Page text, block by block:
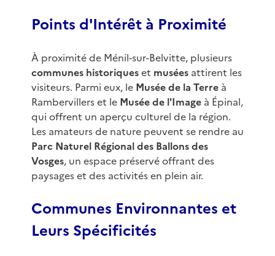
Points d'Intérêt à Proximité
À proximité de Ménil-sur-Belvitte, plusieurs
communes historiqueset muséesattirent les
visiteurs. Parmi eux, le Musée de la Terreà
Rambervillers et le Musée de l'Imageà Épinal,
qui offrent un aperçu culturel de la région.
Les amateurs de nature peuvent se rendre au
Parc Naturel Régional des Ballons des
Vosges, un espace préservé offrant des
paysages et des activités en plein air.
Communes Environnantes et
Leurs Spécificités